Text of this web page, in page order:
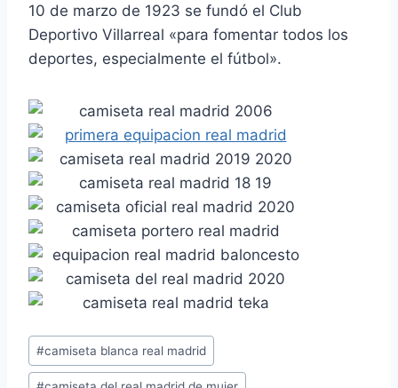
10 de marzo de 1923 se fundó el Club
Deportivo Villarreal «para fomentar todos los
deportes, especialmente el fútbol».
Etiquetas
de
#camiseta blanca real madrid